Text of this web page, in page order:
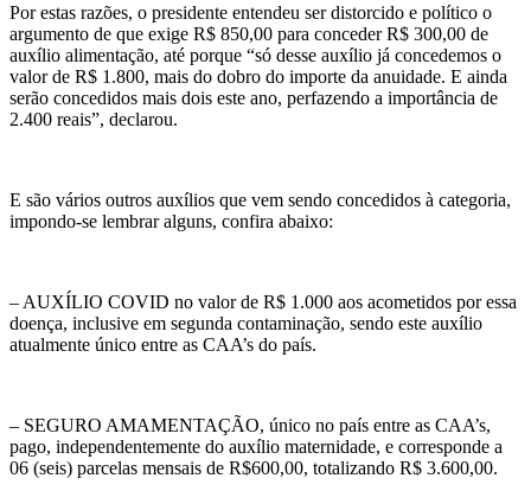
Por estas razões, o presidente entendeu ser distorcido e político o
argumento de que exige R$ 850,00 para conceder R$ 300,00 de
auxílio alimentação, até porque “só desse auxílio já concedemos o
valor de R$ 1.800, mais do dobro do importe da anuidade. E ainda
serão concedidos mais dois este ano, perfazendo a importância de
2.400 reais”, declarou.
E são vários outros auxílios que vem sendo concedidos à categoria,
impondo-se lembrar alguns, confira abaixo:
– AUXÍLIO COVID no valor de R$ 1.000 aos acometidos por essa
doença, inclusive em segunda contaminação, sendo este auxílio
atualmente único entre as CAA’s do país.
– SEGURO AMAMENTAÇÃO, único no país entre as CAA’s,
pago, independentemente do auxílio maternidade, e corresponde a
06 (seis) parcelas mensais de R$600,00, totalizando R$ 3.600,00.